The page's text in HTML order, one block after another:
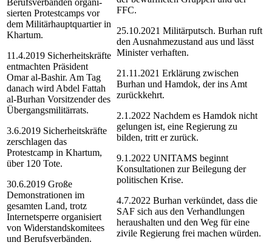
Berufsverbänden organi­
sierten Protestcamps vor
dem Militär­hauptquartier in
Khartum.
11.4.2019 Sicherheitskräfte
entmachten Präsident
Omar al-Bashir. Am Tag
danach wird Abdel Fattah
al-Burhan Vorsitzender des
Übergangsmilitärrats.
3.6.2019 Sicherheitskräfte
zerschlagen das
Protestcamp in Khartum,
über 120 Tote.
30.6.2019 Große
Demonstrationen im
gesamten Land, trotz
Internetsperre organisiert
von Widerstandskomitees
und Berufsverbänden.
FFC.
25.10.2021 Militärputsch. Burhan ruft
den Ausnahme­zustand aus und lässt
Minister verhaften.
21.11.2021 Erklärung zwischen
Burhan und Hamdok, der ins Amt
zurückkehrt.
2.1.2022 Nachdem es Hamdok nicht
gelungen ist, eine Regierung zu
bilden, tritt er zurück.
9.1.2022 UNITAMS beginnt
Konsultationen zur Beilegung der
politischen Krise.
4.7.2022 Burhan verkündet, dass die
SAF sich aus den Verhandlungen
heraushalten und den Weg für eine
zivile Regierung frei machen würden.